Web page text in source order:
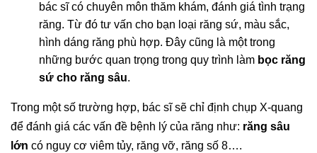
bác sĩ có chuyên môn thăm khám, đánh giá tình trạng
răng. Từ đó tư vấn cho bạn loại răng sứ, màu sắc,
hình dáng răng phù hợp. Đây cũng là một trong
những bước quan trọng trong quy trình làm bọc răng
sứ cho răng sâu.
Trong một số trường hợp, bác sĩ sẽ chỉ định chụp X-quang
để đánh giá các vấn đề bệnh lý của răng như: răng sâu
lớn có nguy cơ viêm tủy, răng vỡ, răng số 8….